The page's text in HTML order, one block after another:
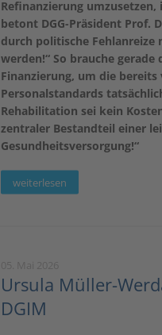
Refinanzierung
betont DGG-Präsident Prof.
durch politische
werden!“ So brauche
Finanzierung, um die
Personalstandards
Rehabilitation sei kein
zentraler Bestandteil einer
Gesundheitsversorgung!“
weiterlesen
Ursula Müller-
DGIM